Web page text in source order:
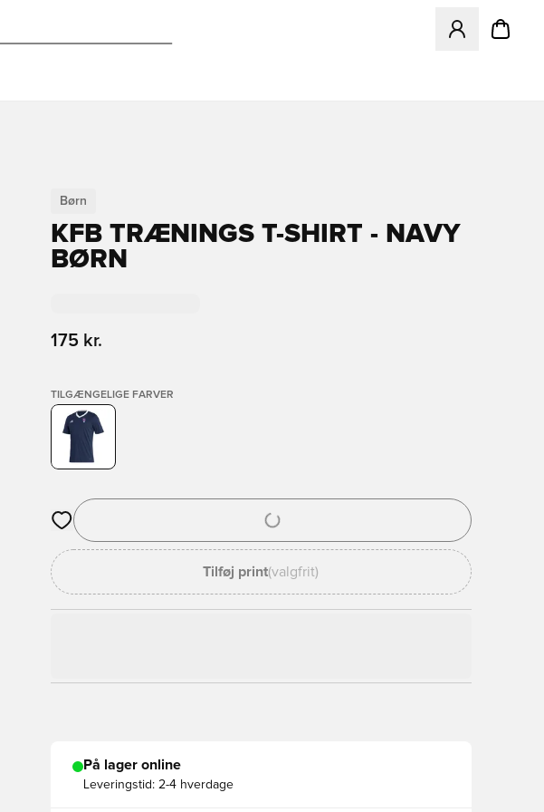
Åbner en
Børn
KFB TRÆNINGS T-SHIRT - NAVY
BØRN
175 kr.
TILGÆNGELIGE FARVER
Åbner en Modal til at logge ind eller tilmelde dig som medlem
Tilføj print(valgfrit)
På lager online
Leveringstid: 2-4 hverdage